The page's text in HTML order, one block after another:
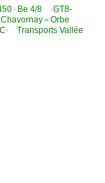
· Be 4/8 ·GT8-
– Orbe
Transports Vallée